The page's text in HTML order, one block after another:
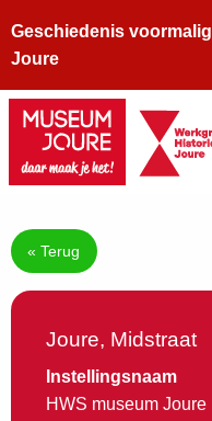
Geschiedenis voormalig
Joure
« Terug
Joure, Midstraat
Instellingsnaam
HWS museum Joure